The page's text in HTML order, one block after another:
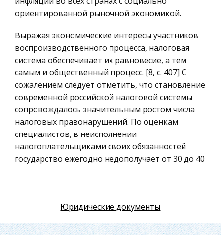
моделирование
Искусство
Физкультура и Спорт, Здоровье
Гражданская оборона
Геология
Религия
Уголовный процесс
Таможенное право
Международное частное право
Материаловедение
ориентированной рыночной экономикой.
Выражая экономические интересы участников
воспроизводственного процесса, налоговая
система обеспечивает их равновесие, а тем
самым и общественный процесс. [8, с. 407] С
сожалением следует отметить, что становление
современной российской налоговой системы
сопровождалось значительным ростом числа
налоговых правонарушений. По оценкам
специалистов, в неисполнении
налогоплательщиками своих обязанностей
государство ежегодно недополучает от 30 до 40
широкое распространение и является главной
государственную казну. [12, с. 31] Высокая
Юридические документы